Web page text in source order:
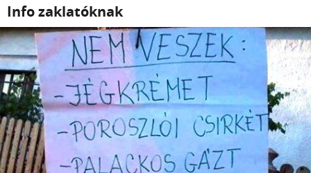
Info zaklatóknak